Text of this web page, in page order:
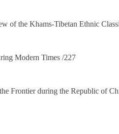
of the Khams-Tibetan Ethnic
Modern Times /227
Frontier during the Republic of